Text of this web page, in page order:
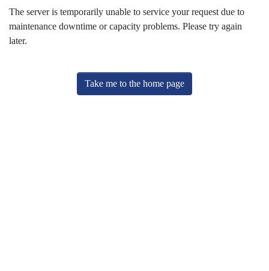
The server is temporarily unable to service your request due to
maintenance downtime or capacity problems. Please try again
later.
Take me to the home page